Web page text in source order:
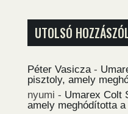
UTOLSÓ
Péter Vasicza -
pisztoly, amely
nyumi - Umarex Colt
amely meghódította a